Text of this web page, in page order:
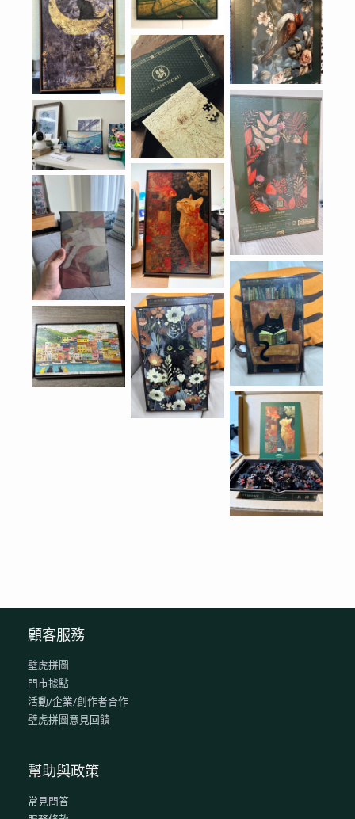
顧客服務
壁虎拼圖
門市據點
活動/企業/創作者合作
壁虎拼圖意見回饋
幫助與政策
常見問答